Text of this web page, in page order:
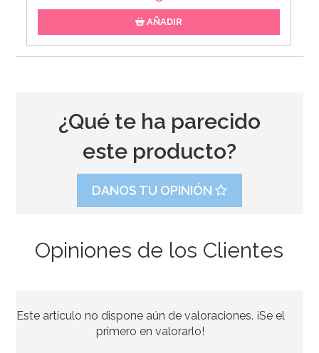
AÑADIR
3,00€
¿Qué te ha parecido
este producto?
DANOS TU OPINIÓN
Opiniones de los Clientes
Este artículo no dispone aún de valoraciones. ¡Se el
primero en valorarlo!